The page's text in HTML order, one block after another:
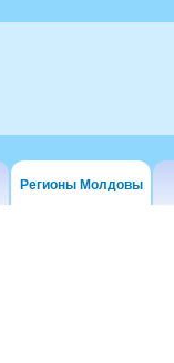
Регионы Молдовы